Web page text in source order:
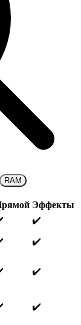
RAM
Эффекты
✔️
✔️
✔️
✔️